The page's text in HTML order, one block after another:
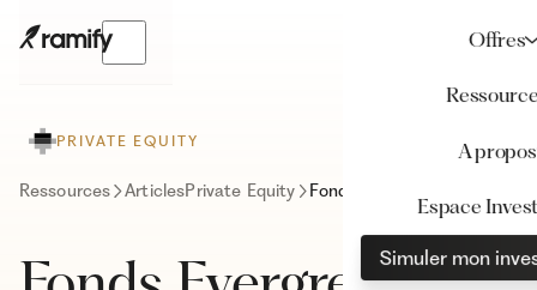
Offres
A propos
Espace
Simuler mon
PRIVATE EQUITY
Ressources ArticlesPrivate Equity